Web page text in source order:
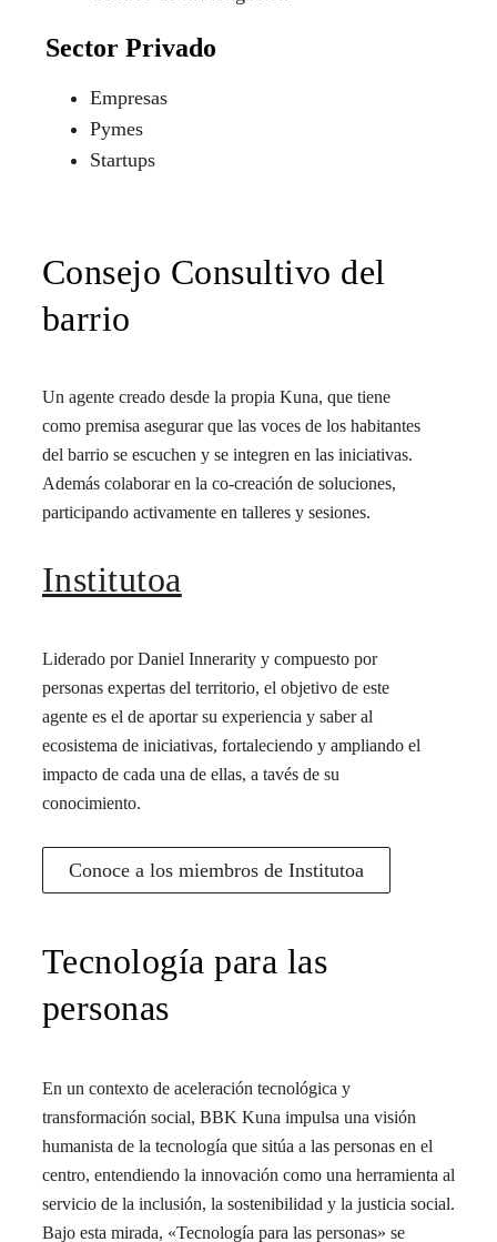
Sector Privado
Empresas
Pymes
Startups
Consejo Consultivo del
barrio
Un agente creado desde la propia Kuna, que tiene
como premisa asegurar que las voces de los habitantes
del barrio se escuchen y se integren en las iniciativas.
Además colaborar en la co-creación de soluciones,
participando activamente en talleres y sesiones.
Institutoa
Liderado por Daniel Innerarity y compuesto por
personas expertas del territorio, el objetivo de este
agente es el de aportar su experiencia y saber al
ecosistema de iniciativas, fortaleciendo y ampliando el
impacto de cada una de ellas, a tavés de su
conocimiento.
Conoce a los miembros de Institutoa
Tecnología para las
personas
En un contexto de aceleración tecnológica y
transformación social, BBK Kuna impulsa una visión
humanista de la tecnología que sitúa a las personas en el
centro, entendiendo la innovación como una herramienta al
servicio de la inclusión, la sostenibilidad y la justicia social.
Bajo esta mirada, «Tecnología para las personas» se